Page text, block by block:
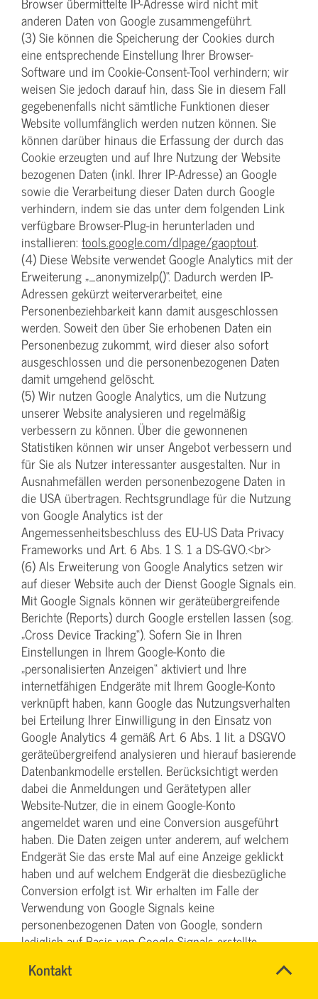
Kontakt
DENISE
Name*
anderen Daten von Google zusammengeführt.
(3) Sie können die Speicherung der Cookies durch
eine entsprechende Einstellung Ihrer Browser-
Software und im Cookie-Consent-Tool verhindern; wir
weisen Sie jedoch darauf hin, dass Sie in diesem Fall
gegebenenfalls nicht sämtliche Funktionen dieser
Website vollumfänglich werden nutzen können. Sie
können darüber hinaus die Erfassung der durch das
Cookie erzeugten und auf Ihre Nutzung der Website
bezogenen Daten (inkl. Ihrer IP-Adresse) an Google
sowie die Verarbeitung dieser Daten durch Google
verhindern, indem sie das unter dem folgenden Link
verfügbare Browser-Plug-in herunterladen und
installieren: tools.google.com/dlpage/gaoptout.
(4) Diese Website verwendet Google Analytics mit der
Erweiterung „_anonymizeIp()“. Dadurch werden IP-
Adressen gekürzt weiterverarbeitet, eine
Personenbeziehbarkeit kann damit ausgeschlossen
werden. Soweit den über Sie erhobenen Daten ein
Personenbezug zukommt, wird dieser also sofort
ausgeschlossen und die personenbezogenen Daten
damit umgehend gelöscht.
(5) Wir nutzen Google Analytics, um die Nutzung
unserer Website analysieren und regelmäßig
verbessern zu können. Über die gewonnenen
Statistiken können wir unser Angebot verbessern und
für Sie als Nutzer interessanter ausgestalten. Nur in
Ausnahmefällen werden personenbezogene Daten in
die USA übertragen. Rechtsgrundlage für die Nutzung
von Google Analytics ist der
Angemessenheitsbeschluss des EU-US Data Privacy
Frameworks und Art. 6 Abs. 1 S. 1 a DS-GVO.<br>
(6) Als Erweiterung von Google Analytics setzen wir
auf dieser Website auch der Dienst Google Signals ein.
Mit Google Signals können wir geräteübergreifende
Berichte (Reports) durch Google erstellen lassen (sog.
„Cross Device Tracking“). Sofern Sie in Ihren
Einstellungen in Ihrem Google-Konto die
„personalisierten Anzeigen“ aktiviert und Ihre
internetfähigen Endgeräte mit Ihrem Google-Konto
verknüpft haben, kann Google das Nutzungsverhalten
bei Erteilung Ihrer Einwilligung in den Einsatz von
Google Analytics 4 gemäß Art. 6 Abs. 1 lit. a DSGVO
geräteübergreifend analysieren und hierauf basierende
Datenbankmodelle erstellen. Berücksichtigt werden
dabei die Anmeldungen und Gerätetypen aller
Website-Nutzer, die in einem Google-Konto
angemeldet waren und eine Conversion ausgeführt
haben. Die Daten zeigen unter anderem, auf welchem
Endgerät Sie das erste Mal auf eine Anzeige geklickt
haben und auf welchem Endgerät die diesbezügliche
Conversion erfolgt ist. Wir erhalten im Falle der
Verwendung von Google Signals keine
personenbezogenen Daten von Google, sondern
lediglich auf Basis von Google Signals erstellte
„personalisierte Anzeigen“ im Cookie-Consent-Tool zu